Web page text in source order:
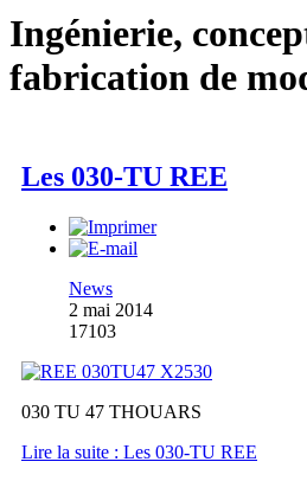
Ingénierie,
fabrication de
Les 030-TU REE
News
2 mai 2014
17103
030 TU 47 THOUARS
Lire la suite : Les 030-TU REE